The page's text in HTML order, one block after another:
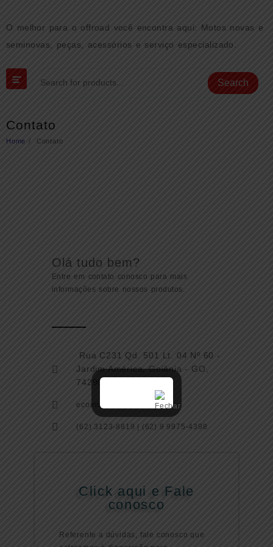
O melhor para o offroad você encontra aqui: Motos novas e
seminovas, peças, acessórios e serviço especializado.
Search
Contato
Home Contato
Olá tudo bem?
Entre em contato conosco para mais
informações sobre nossos produtos.
Rua C231 Qd. 501 Lt. 04 Nº 60 -
Jardim América, Goiânia - GO,
74290-030
ecommercegox@gmail.com
(62) 3123-8819 | (62) 9 9975-4398
Click aqui e Fale
conosco
Referente a dúvidas, fale conosco que